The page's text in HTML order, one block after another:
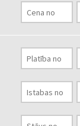
Kontakti